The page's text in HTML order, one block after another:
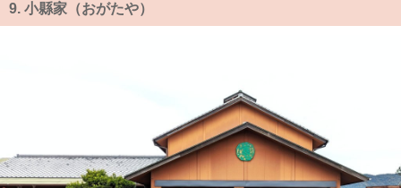
9. 小縣家（おがたや）